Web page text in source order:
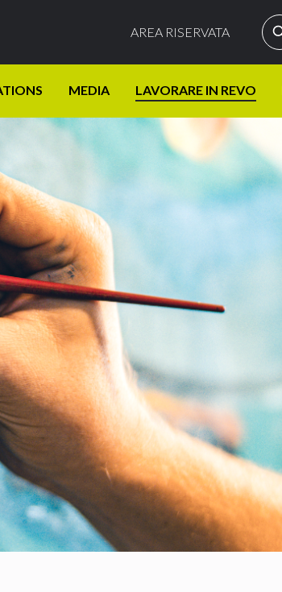
AREA RISERVATA
MEDIA LAVORARE IN REVO